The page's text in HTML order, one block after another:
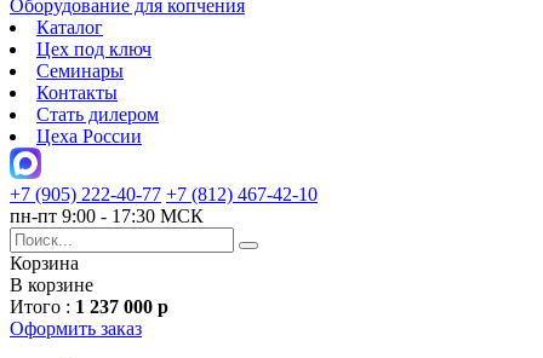
Оборудование для копчения
Каталог
Цех под ключ
Семинары
Контакты
Стать дилером
Цеха России
+7 (905) 222-40-77 +7 (812) 467-42-10
пн-пт 9:00 - 17:30 МСК
Корзина
В корзине
Итого : 1 237 000 р
Оформить заказ